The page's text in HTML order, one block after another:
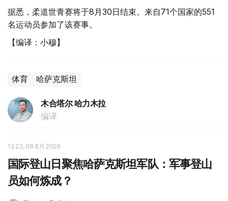
据悉，柔道世青赛将于8月30日结束。来自71个国家的551
名运动员参加了该赛事。
【编译：小穆】
体育 哈萨克斯坦
木合塔尔 哈力木拉
编译
13:23, 08 8月 2026
国际登山日聚焦哈萨克斯坦军队：军事登山
员如何炼成？